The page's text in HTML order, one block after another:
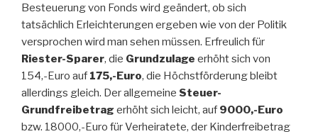
Besteuerung von Fonds wird geändert, ob sich
tatsächlich Erleichterungen ergeben wie von der Politik
versprochen wird man sehen müssen. Erfreulich für
Riester-Sparer, die Grundzulage erhöht sich von
154,-Euro auf 175,-Euro, die Höchstförderung bleibt
allerdings gleich. Der allgemeine Steuer-
Grundfreibetrag erhöht sich leicht, auf 9000,-Euro
bzw. 18000,-Euro für Verheiratete, der Kinderfreibetrag